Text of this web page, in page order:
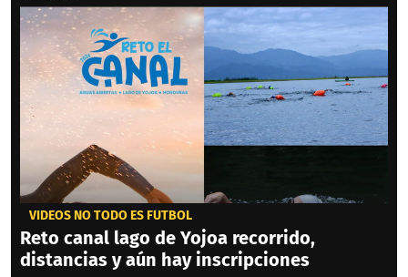
VIDEOS NO TODO ES FÚTBOL
Reto canal lago de Yojoa recorrido,
distancias y aún hay inscripciones